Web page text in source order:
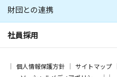
財団との連携
社員採用
個人情報保護方針 サイトマップ